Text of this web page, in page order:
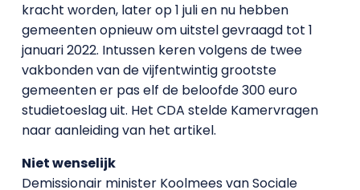
kracht worden, later op 1 juli en nu hebben
gemeenten opnieuw om uitstel gevraagd tot 1
januari 2022. Intussen keren volgens de twee
vakbonden van de vijfentwintig grootste
gemeenten er pas elf de beloofde 300 euro
studietoeslag uit. Het CDA stelde Kamervragen
naar aanleiding van het artikel.
Niet wenselijk
Demissionair minister Koolmees van Sociale